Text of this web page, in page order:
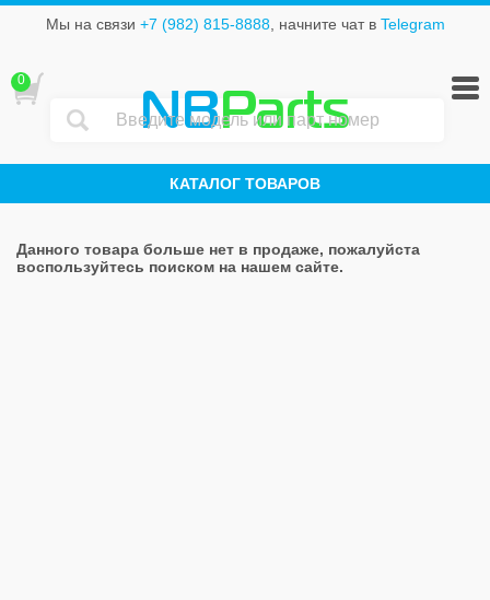
Мы на связи +7 (982) 815-8888, начните чат в Telegram
NBParts
КАТАЛОГ ТОВАРОВ
0
Данного товара больше нет в продаже, пожалуйста
воспользуйтесь поиском на нашем сайте.